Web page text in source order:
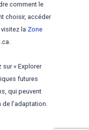
comment le
choisir, accéder
la Zone
sur « Explorer
futures
qui peuvent
l’adaptation.